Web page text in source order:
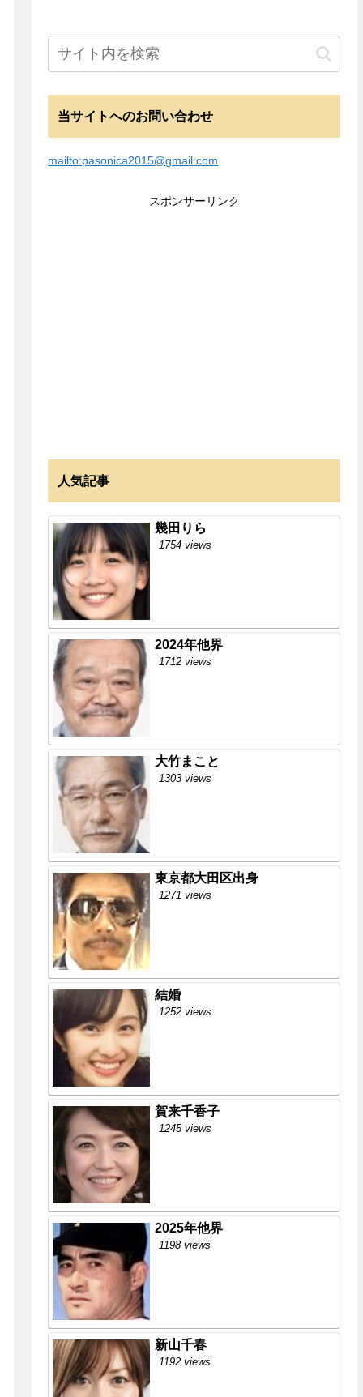
当サイトへのお問い合わせ
mailto:pasonica2015@gmail.com
スポンサーリンク
人気記事
幾田りら
1754 views
2024年他界
1712 views
大竹まこと
1303 views
東京都大田区出身
1271 views
結婚
1252 views
賀来千香子
1245 views
2025年他界
1198 views
新山千春
1192 views